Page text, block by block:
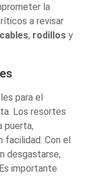
la
a revisar
cables, rodillos y
para el
Los resortes
puerta,
facilidad. Con el
desgastarse,
importante